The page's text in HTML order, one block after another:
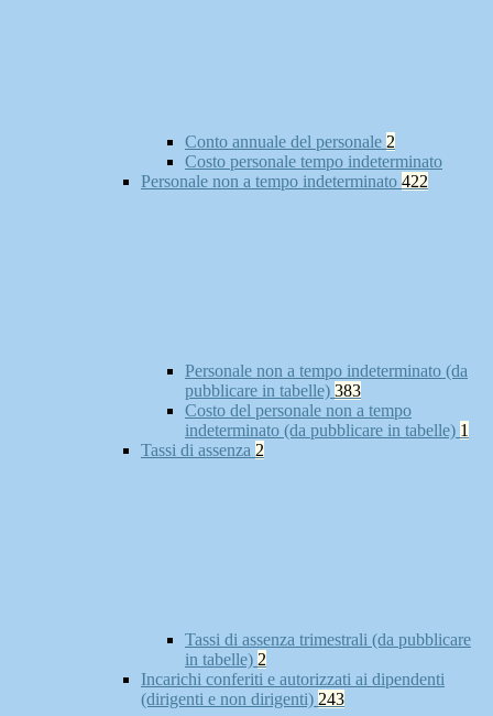
Conto annuale del personale 2
Costo personale tempo indeterminato
Personale non a tempo indeterminato 422
Personale non a tempo indeterminato (da
pubblicare in tabelle) 383
Costo del personale non a tempo
indeterminato (da pubblicare in tabelle) 1
Tassi di assenza 2
Tassi di assenza trimestrali (da pubblicare
in tabelle) 2
Incarichi conferiti e autorizzati ai dipendenti
(dirigenti e non dirigenti) 243